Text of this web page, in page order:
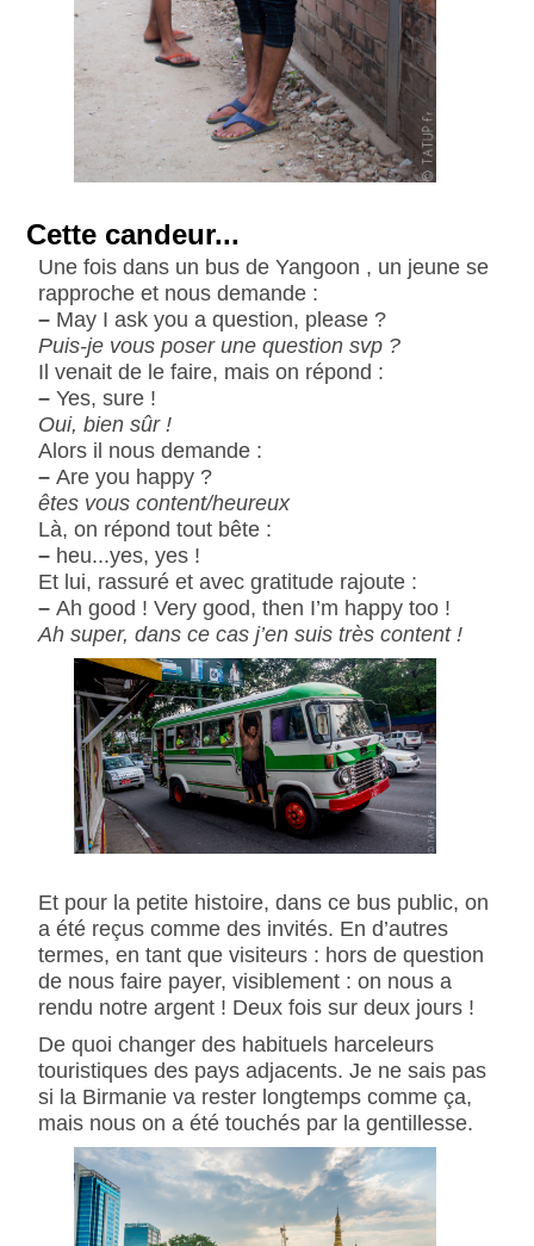
Cette candeur...
Une fois dans un bus de Yangoon , un jeune se
rapproche et nous demande :
–May I ask you a question, please ?
Puis-je vous poser une question svp ?
Il venait de le faire, mais on répond :
–Yes, sure !
Oui, bien sûr !
Alors il nous demande :
–Are you happy ?
êtes vous content/heureux
Là, on répond tout bête :
–heu...yes, yes !
Et lui, rassuré et avec gratitude rajoute :
–Ah good ! Very good, then I’m happy too !
Ah super, dans ce cas j’en suis très content !
Et pour la petite histoire, dans ce bus public, on
a été reçus comme des invités. En d’autres
termes, en tant que visiteurs : hors de question
de nous faire payer, visiblement : on nous a
rendu notre argent ! Deux fois sur deux jours !
De quoi changer des habituels harceleurs
touristiques des pays adjacents. Je ne sais pas
si la Birmanie va rester longtemps comme ça,
mais nous on a été touchés par la gentillesse.